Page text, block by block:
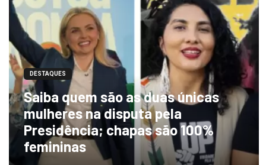
DESTAQUES
Saiba quem são as duas únicas
mulheres na disputa pela
Presidência; chapas são 100%
femininas